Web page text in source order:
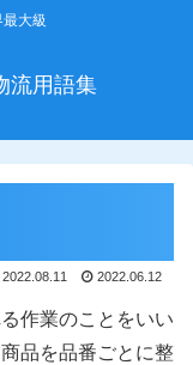
大級
流用語集
2022.08.11 2022.06.12
作業のことをいい
品を品番ごとに整